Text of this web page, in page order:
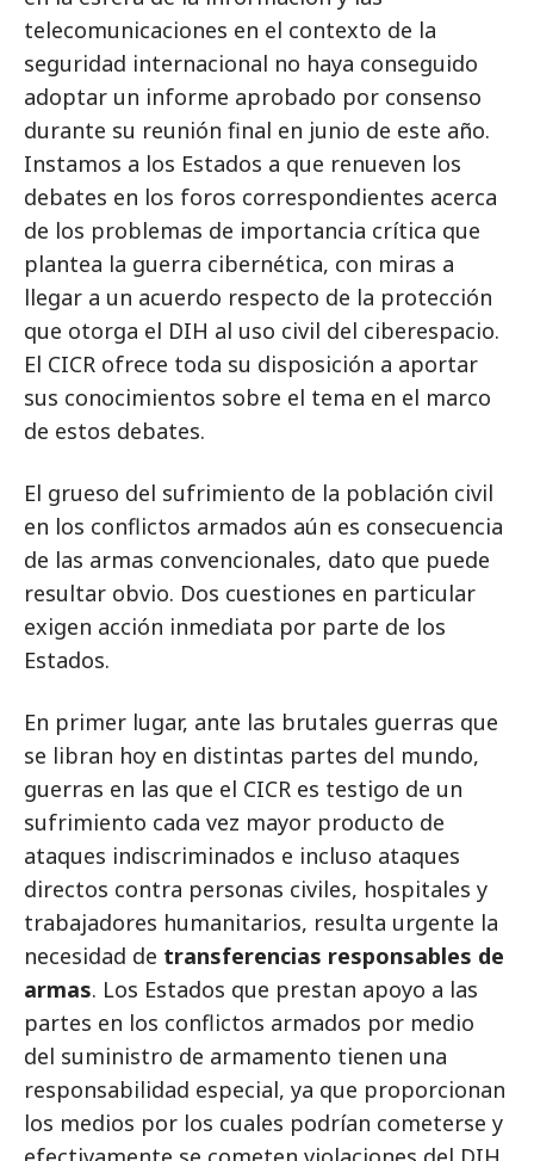
telecomunicaciones en el contexto de la
seguridad internacional no haya conseguido
adoptar un informe aprobado por consenso
durante su reunión final en junio de este año.
Instamos a los Estados a que renueven los
debates en los foros correspondientes acerca
de los problemas de importancia crítica que
plantea la guerra cibernética, con miras a
llegar a un acuerdo respecto de la protección
que otorga el DIH al uso civil del ciberespacio.
El CICR ofrece toda su disposición a aportar
sus conocimientos sobre el tema en el marco
de estos debates.
El grueso del sufrimiento de la población civil
en los conflictos armados aún es consecuencia
de las armas convencionales, dato que puede
resultar obvio. Dos cuestiones en particular
exigen acción inmediata por parte de los
Estados.
En primer lugar, ante las brutales guerras que
se libran hoy en distintas partes del mundo,
guerras en las que el CICR es testigo de un
sufrimiento cada vez mayor producto de
ataques indiscriminados e incluso ataques
directos contra personas civiles, hospitales y
trabajadores humanitarios, resulta urgente la
necesidad de transferencias responsables de
armas. Los Estados que prestan apoyo a las
partes en los conflictos armados por medio
del suministro de armamento tienen una
responsabilidad especial, ya que proporcionan
los medios por los cuales podrían cometerse y